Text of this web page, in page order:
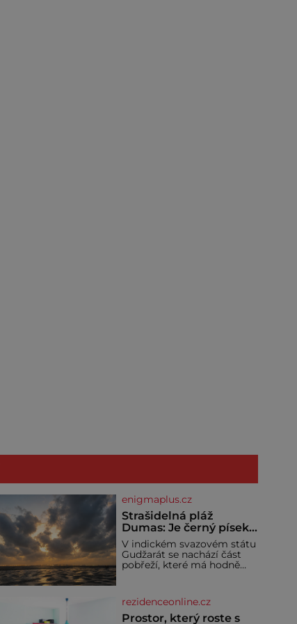
enigmaplus.cz
Strašidelná pláž
Dumas: Je černý písek
podhoubím, ze kterého
roste zlo?
V indickém svazovém státu
Gudžarát se nachází část
pobřeží, které má hodně
této pláže. Proč má pláž
takové netypické zbarvení?
Nakolik jsou pravd
rezidenceonline.cz
Prostor, který roste s